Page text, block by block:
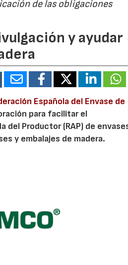
de las obligaciones
y ayudar
Española del Envase de
para facilitar el
del Productor (RAP) de
y embalajes de madera.